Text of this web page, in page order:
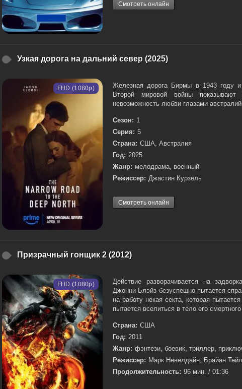
Смотреть онлайн
Узкая дорога на дальний север (2025)
FHD (1080p)
Железная дорога Бирмы в 1943 году
Второй мировой войны
невозможность любви глазами
Сезон: 1
Серия: 5
Страна: США, Австралия
Год: 2025
Жанр: мелодрама, военный
Режиссер: Джастин Курзель
Смотреть онлайн
Призрачный гонщик 2 (2012)
FHD (1080p)
Действие разворачивается на
Джонни Блэйз безуспешно пытается
на работу некая секта, которая
пытается вселиться в тело его
Страна: США
Год: 2011
Жанр: фэнтези, боевик, триллер,
Режиссер: Марк Невелдайн, Брайан
Продолжительность: 96 мин. / 01:36